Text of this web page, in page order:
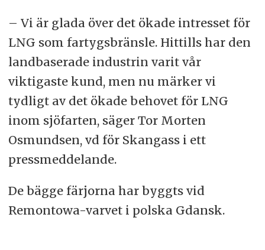
– Vi är glada över det ökade intresset för
LNG som fartygsbränsle. Hittills har den
landbaserade industrin varit vår
viktigaste kund, men nu märker vi
tydligt av det ökade behovet för LNG
inom sjöfarten, säger Tor Morten
Osmundsen, vd för Skangass i ett
pressmeddelande.
De bägge färjorna har byggts vid
Remontowa-varvet i polska Gdansk.